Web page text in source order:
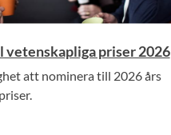
vetenskapliga priser 2026
att nominera till 2026 års